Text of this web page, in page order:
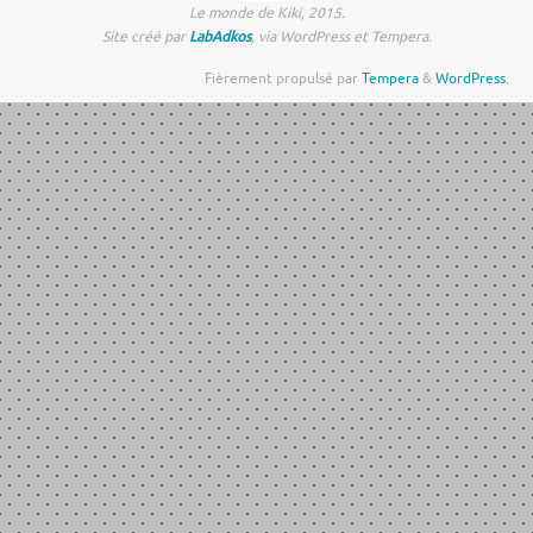
Le monde de Kiki, 2015.
Site créé parLabAdkos, via WordPress et Tempera.
Fièrement propulsé parTempera&WordPress.